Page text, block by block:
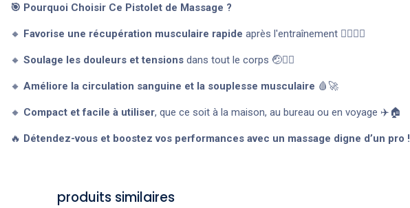
🎯 Pourquoi Choisir Ce Pistolet de Massage ?
🔸 Favorise une récupération musculaire rapide après l'entraînement 🏋️‍♂️🏃‍♀️
🔸 Soulage les douleurs et tensions dans tout le corps 🤕💆‍♀️
🔸 Améliore la circulation sanguine et la souplesse musculaire 🩸🚀
🔸 Compact et facile à utiliser, que ce soit à la maison, au bureau ou en voyage ✈️🏠
🔥 Détendez-vous et boostez vos performances avec un massage digne d’un pro !
produits similaires